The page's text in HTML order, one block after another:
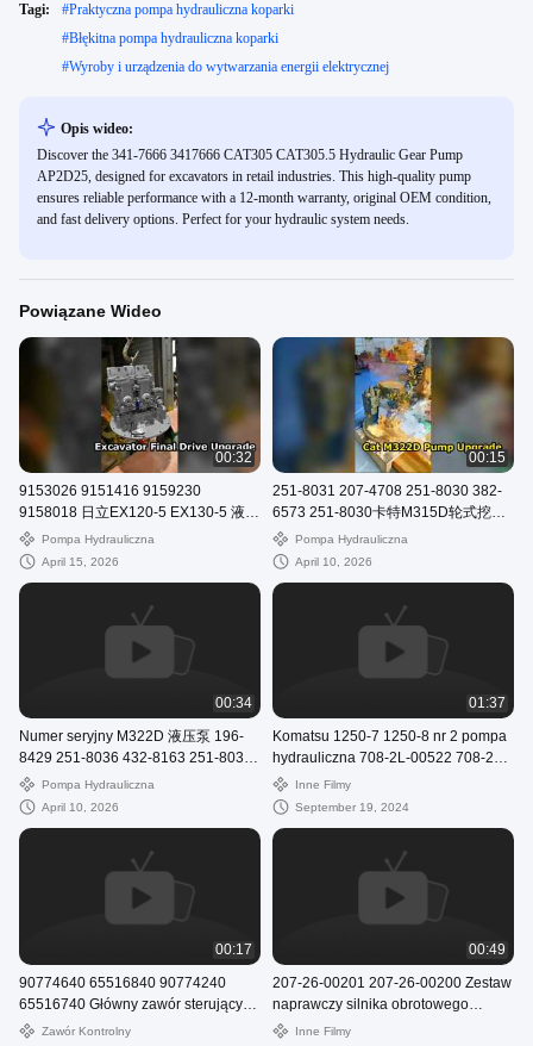
Tagi: #Praktyczna pompa hydrauliczna koparki
#Błękitna pompa hydrauliczna koparki
#Wyroby i urządzenia do wytwarzania energii elektrycznej
Opis wideo:
Discover the 341-7666 3417666 CAT305 CAT305.5 Hydraulic Gear Pump
AP2D25, designed for excavators in retail industries. This high-quality pump
ensures reliable performance with a 12-month warranty, original OEM condition,
and fast delivery options. Perfect for your hydraulic system needs.
Powiązane Wideo
00:32
9153026 9151416 9159230
9158018 日立EX120-5 EX130-5 液压
泵 HPV050
Pompa Hydrauliczna
April 15, 2026
00:15
251-8031 207-4708 251-8030 382-
6573 251-8030卡特M315D轮式挖掘
机液压泵
Pompa Hydrauliczna
April 10, 2026
00:34
Numer seryjny M322D 液压泵 196-
8429 251-8036 432-8163 251-8037
432-8569
Pompa Hydrauliczna
April 10, 2026
01:37
Komatsu 1250-7 1250-8 nr 2 pompa
hydrauliczna 708-2L-00522 708-2L-
01622Inne Filmy
September 19, 2024
00:17
90774640 65516840 90774240
65516740 Główny zawór sterujący
dla Komatsu PC3000 6 PC4000 6 |
Zawór Kontrolny
00:49
207-26-00201 207-26-00200 Zestaw
naprawczy silnika obrotowego
Komatsu PC360-7
Inne Filmy